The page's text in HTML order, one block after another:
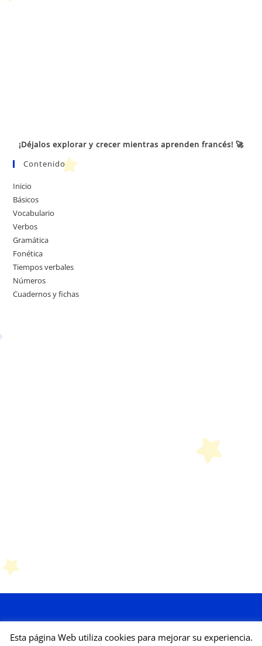
¡Déjalos explorar y crecer mientras aprenden francés! 🚀
Contenido
Inicio
Básicos
Vocabulario
Verbos
Gramática
Fonética
Tiempos verbales
Números
Cuadernos y fichas
Esta página Web utiliza cookies para mejorar su experiencia.